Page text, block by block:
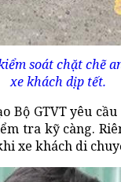
soát chặt chẽ
xe khách dịp tết.
Bộ GTVT yêu
tra kỹ càng.
xe khách di